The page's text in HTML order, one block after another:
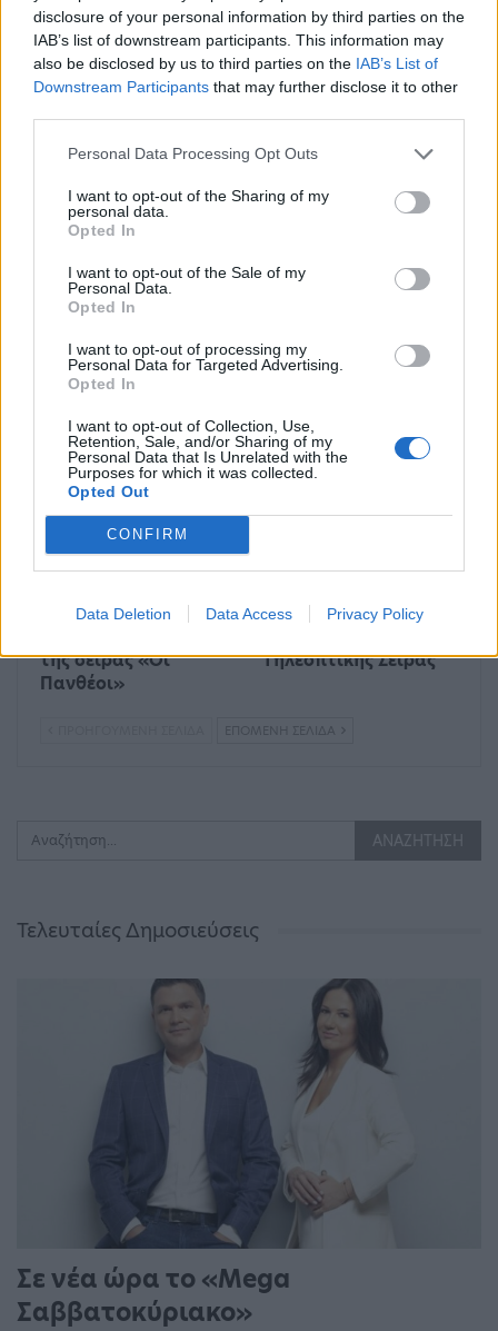
disclosure of your personal information by third parties on the
IAB’s list of downstream participants. This information may
also be disclosed by us to third parties on the IAB’s List of
Downstream Participants that may further disclose it to other
Personal Data Processing Opt Outs
I want to opt-out of the Sharing of my
personal data.
Opted In
I want to opt-out of the Sale of my
Personal Data.
Opted In
I want to opt-out of processing my
Personal Data for Targeted Advertising.
Opted In
I want to opt-out of Collection, Use,
Retention, Sale, and/or Sharing of my
Personal Data that Is Unrelated with the
Purposes for which it was collected.
Opted Out
CONFIRM
Data Deletion Data Access Privacy Policy
Μπορεί επίσης να σε ενδιαφέρει
MEDIA
Σε νέα ώρα το «Mega
MEDIA
Metron Analysis για
τις εκλογές του
MEDIA
υπογράφει το
της σειράς «Οι
Πανθέοι»
MEDIA
κοιμάσαι» παίρνει
Τηλεοπτικής Σειράς
ΕΠΌΜΕΝΗ ΣΕΛΊΔΑ
Τελευταίες Δημοσιεύσεις
Σε νέα ώρα το «Mega
Σαββατοκύριακο»